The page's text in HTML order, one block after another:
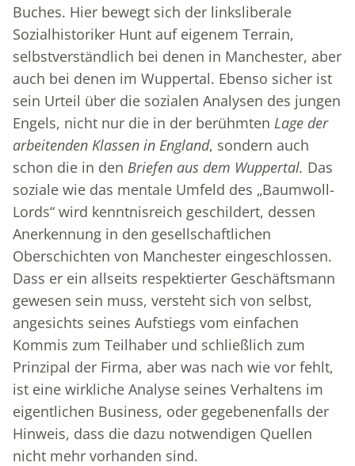
Buches. Hier bewegt sich der linksliberale
Sozialhistoriker Hunt auf eigenem Terrain,
selbstverständlich bei denen in Manchester, aber
auch bei denen im Wuppertal. Ebenso sicher ist
sein Urteil über die sozialen Analysen des jungen
Engels, nicht nur die in der berühmten Lage der
arbeitenden Klassen in England, sondern auch
schon die in den Briefen aus dem Wuppertal. Das
soziale wie das mentale Umfeld des „Baumwoll-
Lords“ wird kenntnisreich geschildert, dessen
Anerkennung in den gesellschaftlichen
Oberschichten von Manchester eingeschlossen.
Dass er ein allseits respektierter Geschäftsmann
gewesen sein muss, versteht sich von selbst,
angesichts seines Aufstiegs vom einfachen
Kommis zum Teilhaber und schließlich zum
Prinzipal der Firma, aber was nach wie vor fehlt,
ist eine wirkliche Analyse seines Verhaltens im
eigentlichen Business, oder gegebenenfalls der
Hinweis, dass die dazu notwendigen Quellen
nicht mehr vorhanden sind.